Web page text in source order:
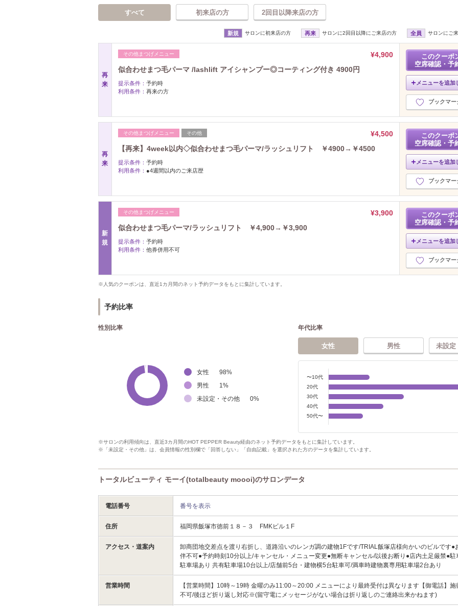
すべて 初来店の方 2回目以降来店の方
新規 サロンに初来店の方 再来 サロンに2回目以降にご来店の方 全員 サロンにご
再
来
その他まつげメニュー
¥4,900
似合わせまつ毛パーマ /lashlift アイシャンプー◎コーティング付き 4900円
提示条件： 予約時
利用条件： 再来の方
このクーポ
空席確認・予
メニューを追加
ブックマー
再
来
その他まつげメニュー その他
¥4,500
【再来】4week以内◇似合わせまつ毛パーマ/ラッシュリフト ￥4900→￥4500
提示条件： 予約時
利用条件： ●4週間以内のご来店歴
このクーポ
空席確認・予
メニューを追加
ブックマー
新
規
その他まつげメニュー
¥3,900
似合わせまつ毛パーマ/ラッシュリフト ￥4,900→￥3,900
提示条件： 予約時
利用条件： 他券併用不可
このクーポ
空席確認・予
メニューを追加
ブックマー
※人気のクーポンは、直近1カ月間のネット予約データをもとに集計しています。
予約比率
性別比率
女性 98%
男性
1 %
未設定・その他
0%
年代比率
女性 男性 未設定
〜10代
20代
30代
40代
50代〜
※サロンの利用傾向は、直近3カ月間のHOT PEPPER Beauty経由のネット予約データをもとに集計しています。
※「未設定・その他」は、会員情報の性別欄で「回答しない」「自由記載」を選択された方のデータを集計しています。
トータルビューティ モーイ(totalbeauty moooi)のサロンデータ
電話番号 番号を表示
住所 福岡県飯塚市徳前１８－３ FMKビル１F
アクセス・道案内
卸商団地交差点を渡り右折し、道路沿いのレンガ調の建物1Fです/TRIAL飯塚店様向かいのビルです●
伴不可●予約時刻10分以上/キャンセル・メニュー変更●無断キャンセル/以後お断り●店内土足厳禁●駐
駐車場あり 共有駐車場10台以上/店舗前5台・建物横5台駐車可/満車時建物裏専用駐車場2台あり
営業時間
【営業時間】10時～19時 金曜のみ11:00～20:00 メニューにより最終受付は異なります【御電話】施
不可/後ほど折り返し対応※(留守電にメッセージがない場合は折り返しのご連絡出来かねます)